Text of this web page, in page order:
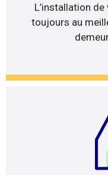
L’installation
toujours au